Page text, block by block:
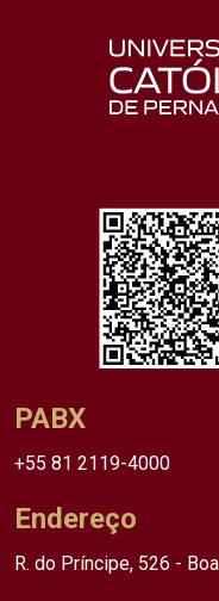
PABX
+55 81 2119-4000
Endereço
R. do Príncipe, 526 -